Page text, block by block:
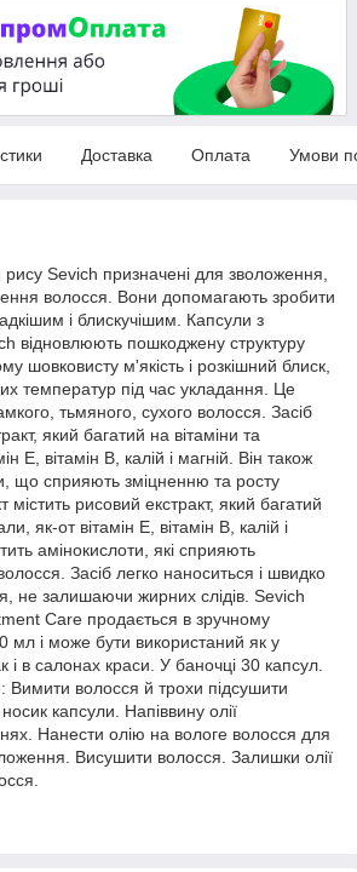
Доставка Оплата Умови
рису Sevich призначені для зволоження,
волосся. Вони допомагають зробити
і блискучішим. Капсули з
відновлюють пошкоджену структуру
шовковисту м'якість і розкішний блиск,
температур під час укладання. Це
тьмяного, сухого волосся. Засіб
який багатий на вітаміни та
Е, вітамін В, калій і магній. Він також
що сприяють зміцненню та росту
рисовий екстракт, який багатий
як-от вітамін Е, вітамін В, калій і
амінокислоти, які сприяють
Засіб легко наноситься і швидко
не залишаючи жирних слідів. Sevich
Care продається в зручному
мл і може бути використаний як у
і в салонах краси. У баночці 30 капсул.
Вимити волосся й трохи підсушити
капсули. Напіввину олії
Нанести олію на вологе волосся для
Висушити волосся. Залишки олії